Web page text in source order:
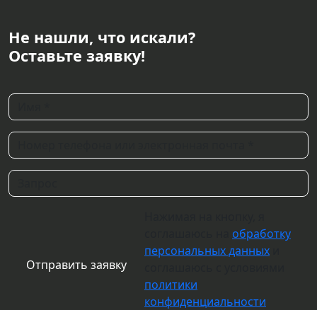
Не нашли, что искали?
Оставьте заявку!
обработку
персональных данных
политики
конфиденциальности